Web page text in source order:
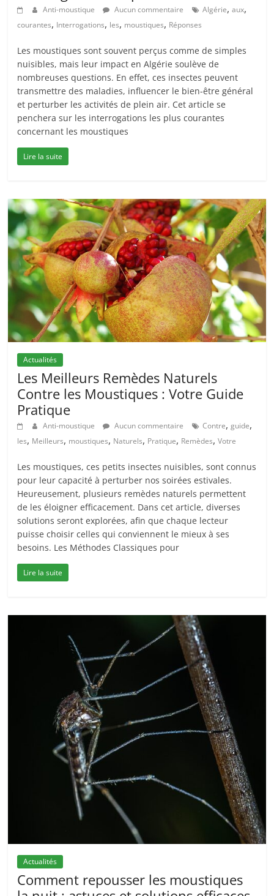
Anti-moustique Aucun commentaire Algérie,aux,
courantes, Interrogations, les, moustiques, Réponses
Les moustiques sont souvent perçus comme de simples
nuisibles, mais leur impact en Algérie soulève de
nombreuses questions. En effet, ces insectes peuvent
transmettre des maladies, influencer le bien-être général
et perturber les activités de plein air. Cet article se
penchera sur les interrogations les plus courantes
concernant les moustiques
Lire la suite
Actualités
Les Meilleurs Remèdes Naturels
Contre les Moustiques : Votre Guide
Pratique
Anti-moustique Aucun commentaire Contre,guide,
les, Meilleurs, moustiques, Naturels, Pratique, Remèdes,Votre
Les moustiques, ces petits insectes nuisibles, sont connus
pour leur capacité à perturber nos soirées estivales.
Heureusement, plusieurs remèdes naturels permettent
de les éloigner efficacement. Dans cet article, diverses
solutions seront explorées, afin que chaque lecteur
puisse choisir celles qui conviennent le mieux à ses
besoins. Les Méthodes Classiques pour
Lire la suite
Actualités
Comment repousser les moustiques